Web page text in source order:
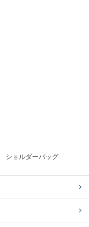
ショルダーバッグ